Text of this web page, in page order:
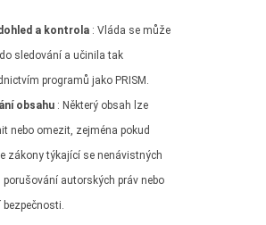
a kontrola : Vláda se může
sledování a učinila tak
programů jako PRISM.
obsahu : Některý obsah lze
nebo omezit, zejména pokud
zákony týkající se nenávistných
porušování autorských práv nebo